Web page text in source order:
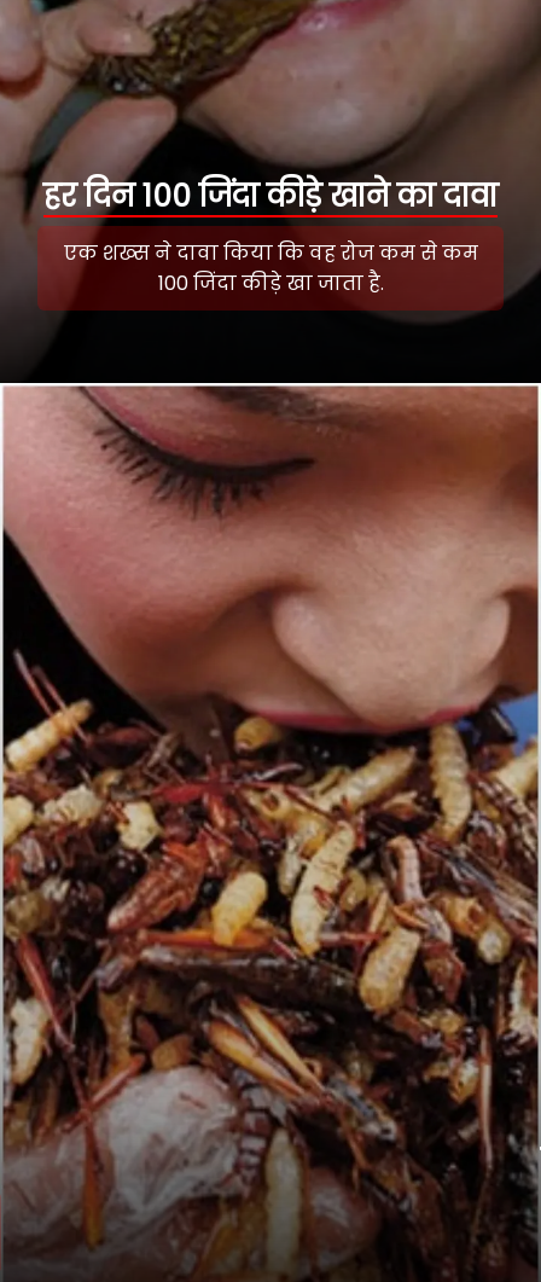
टीवी शो ने खोला राज
यह मामला TLC के मशहूर शो My Strange
Addiction में सामने आया.